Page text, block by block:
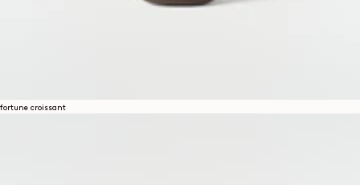
fortune croissant